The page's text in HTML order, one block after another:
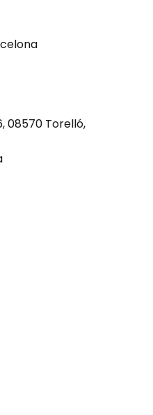
08570 Torelló,